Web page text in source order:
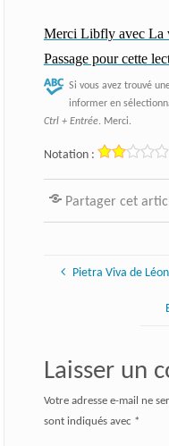
Merci Libfly avec La
Passage pour cette
Si vous avez trouvé
informer en
Ctrl + Entrée. Merci.
Notation :
Partager cet
Pietra Viva de
Laisser un
Votre adresse e-mail ne
sont indiqués avec *